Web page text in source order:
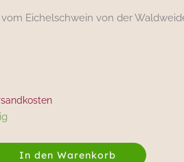
Eichelschwein von der
In den Warenkorb